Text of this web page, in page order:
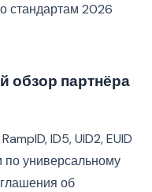
стандартам 2026
обзор партнёра
ID5, UID2, EUID
универсальному
об